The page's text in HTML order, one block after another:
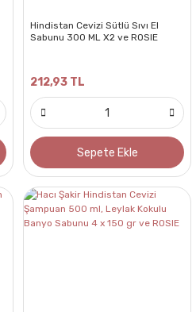
Hindistan Cevizi Sütlü Sıvı El
Sabunu 300 ML X2 ve ROSIE
212,93 TL
Sepete Ekle